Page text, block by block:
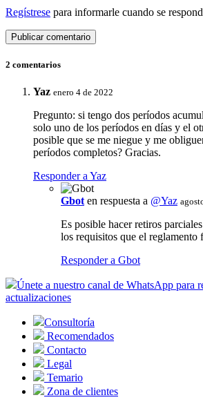
Regístrese para informarle cuando se
2 comentarios
Yaz enero 4 de 2022
Pregunto: si tengo dos períodos
solo uno de los períodos en días y el
posible que se me niegue y me
períodos completos? Gracias.
Responder a Yaz
Gbot en respuesta a @Yaz
Es posible hacer retiros
los requisitos que el reglamento
Responder a Gbot
Únete a nuestro canal de WhatsApp para
actualizaciones
Consultoría
Recomendados
Contacto
Legal
Temario
Zona de clientes